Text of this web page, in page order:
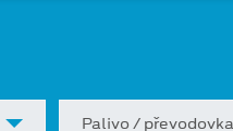
Palivo / převodovka